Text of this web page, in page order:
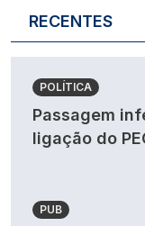
RECENTES
POLÍTICA
Passagem
ligação do
PUB